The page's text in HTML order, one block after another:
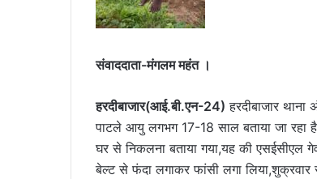
संवाददाता-मंगलम महंत ।
हरदीबाजार(आई.बी.एन-24) हरदीबाजार
पाटले आयु लगभग 17-18 साल बताया जा रहा
घर से निकलना बताया गया,यह की एसईसीएल
बेल्ट से फंदा लगाकर फांसी लगा